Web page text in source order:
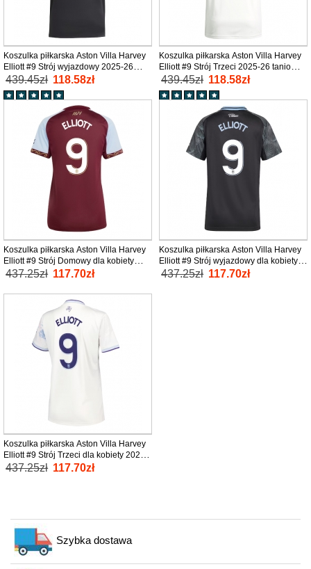
Koszulka piłkarska Aston Villa Harvey
Elliott #9 Strój wyjazdowy 2025-26
tanio Krótki Rękaw
439.45zł 118.58zł
Koszulka piłkarska Aston Villa Harvey
Elliott #9 Strój Trzeci 2025-26 tanio
Krótki Rękaw
439.45zł 118.58zł
Koszulka piłkarska Aston Villa Harvey
Elliott #9 Strój Domowy dla kobiety
2025-26 tanio Krótki Rękaw
437.25zł 117.70zł
Koszulka piłkarska Aston Villa Harvey
Elliott #9 Strój wyjazdowy dla kobiety
2025-26 tanio Krótki Rękaw
437.25zł 117.70zł
Koszulka piłkarska Aston Villa Harvey
Elliott #9 Strój Trzeci dla kobiety 2025-
26 tanio Krótki Rękaw
437.25zł 117.70zł
Szybka dostawa